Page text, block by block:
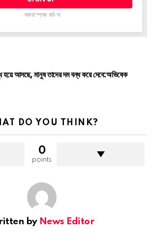
আমরা স্প্যাম করি না
হয়ে আসছে, মানুষ তাদের দম বন্ধ করে দেবে:অভিষেক
DO YOU THINK?
0
points
by News Editor